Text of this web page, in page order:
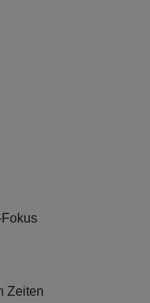
Zeiten